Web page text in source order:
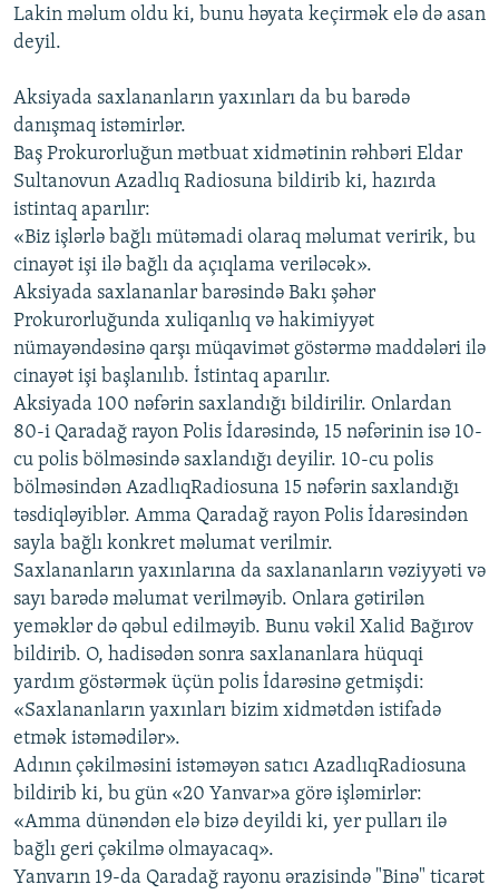
Lakin məlum oldu ki, bunu həyata keçirmək elə də asan
deyil.
Aksiyada saxlananların yaxınları da bu barədə
danışmaq istəmirlər.
Baş Prokurorluğun mətbuat xidmətinin rəhbəri Eldar
Sultanovun Azadlıq Radiosuna bildirib ki, hazırda
istintaq aparılır:
«Biz işlərlə bağlı mütəmadi olaraq məlumat veririk, bu
cinayət işi ilə bağlı da açıqlama veriləcək».
Aksiyada saxlananlar barəsində Bakı şəhər
Prokurorluğunda xuliqanlıq və hakimiyyət
nümayəndəsinə qarşı müqavimət göstərmə maddələri ilə
cinayət işi başlanılıb. İstintaq aparılır.
Aksiyada 100 nəfərin saxlandığı bildirilir. Onlardan
80-i Qaradağ rayon Polis İdarəsində, 15 nəfərinin isə 10-
cu polis bölməsində saxlandığı deyilir. 10-cu polis
bölməsindən AzadlıqRadiosuna 15 nəfərin saxlandığı
təsdiqləyiblər. Amma Qaradağ rayon Polis İdarəsindən
sayla bağlı konkret məlumat verilmir.
Saxlananların yaxınlarına da saxlananların vəziyyəti və
sayı barədə məlumat verilməyib. Onlara gətirilən
yeməklər də qəbul edilməyib. Bunu vəkil Xalid Bağırov
bildirib. O, hadisədən sonra saxlananlara hüquqi
yardım göstərmək üçün polis İdarəsinə getmişdi:
«Saxlananların yaxınları bizim xidmətdən istifadə
etmək istəmədilər».
Adının çəkilməsini istəməyən satıcı AzadlıqRadiosuna
bildirib ki, bu gün «20 Yanvar»a görə işləmirlər:
«Amma dünəndən elə bizə deyildi ki, yer pulları ilə
bağlı geri çəkilmə olmayacaq».
Yanvarın 19-da Qaradağ rayonu ərazisində "Binə" ticarət